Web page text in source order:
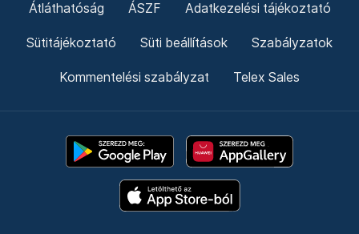
Átláthatóság ÁSZF Adatkezelési tájékoztató
Sütitájékoztató Süti beállítások Szabályzatok
Kommentelési szabályzat Telex Sales